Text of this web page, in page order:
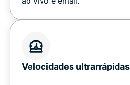
Velocidades ultrarrápidas